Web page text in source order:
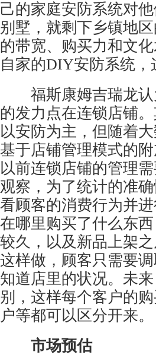
己的家庭安防系统对
别墅，就剩下乡镇地
的带宽、购买力和文
自家的DIY安防系统
福斯康姆吉瑞龙认
的发力点在连锁店铺
以安防为主，但随着
基于店铺管理模式的
以前连锁店铺的管理
观察，为了统计的准
看顾客的消费行为并
在哪里购买了什么东
较久，以及新品上架
这样做，顾客只需要
知道店里的状况。未
别，这样每个客户的
户等都可以区分开来。
市场预估